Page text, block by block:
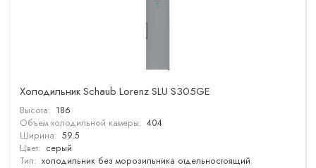
Холодильник Schaub Lorenz SLU S305GE
Высота: 186
Объем холодильной камеры: 404
Ширина: 59.5
Цвет: серый
Тип: холодильник без морозильника отдельностоящий